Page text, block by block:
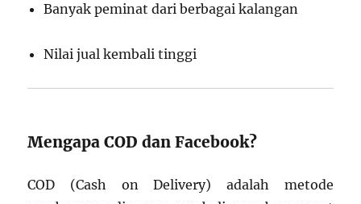
Banyak peminat dari berbagai kalangan
Nilai jual kembali tinggi
Mengapa COD dan Facebook?
COD (Cash on Delivery) adalah metode